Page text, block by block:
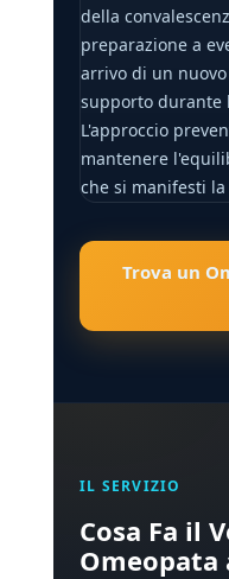
della
preparazione a
arrivo di un
supporto durante
L'approccio
mantenere
che si manifesti
Trova un
IL SERVIZIO
Cosa Fa il
Omeopata